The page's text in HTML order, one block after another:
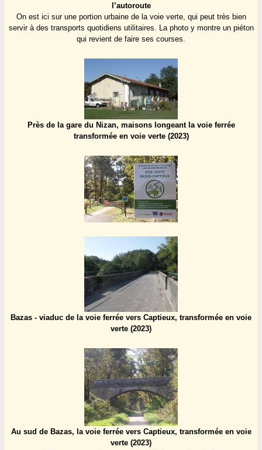
l’autoroute
On est ici sur une portion urbaine de la voie verte, qui peut très bien
servir à des transports quotidiens utilitaires. La photo y montre un piéton
qui revient de faire ses courses.
Près de la gare du Nizan, maisons longeant la voie ferrée
transformée en voie verte (2023)
Bazas - viaduc de la voie ferrée vers Captieux, transformée en voie
verte (2023)
Au sud de Bazas, la voie ferrée vers Captieux, transformée en voie
verte (2023)